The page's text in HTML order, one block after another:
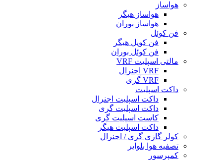
هواساز
هواساز هیگر
هواساز بوران
فن کوئل
فن کویل هیگر
فن کوئل بوران
مالتی اسپلیت VRF
VRF اجنرال
VRF گری
داکت اسپلیت
داکت اسپلیت اجنرال
داکت اسپلیت گری
کاست اسپلیت گری
داکت اسپلیت هیگر
کولر گازی گری / اجنرال
تصفیه هوا بلوایر
کمپرسور